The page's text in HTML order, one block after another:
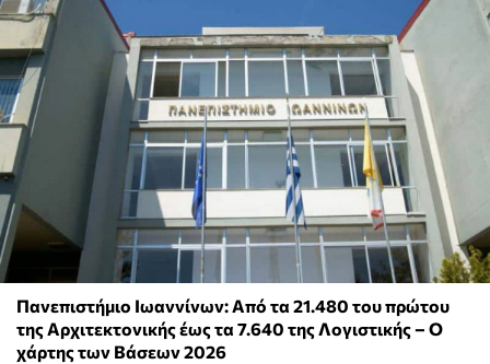
Πανεπιστήμιο Ιωαννίνων: Από τα 21.480 του πρώτου
της Αρχιτεκτονικής έως τα 7.640 της Λογιστικής – Ο
χάρτης των Βάσεων 2026